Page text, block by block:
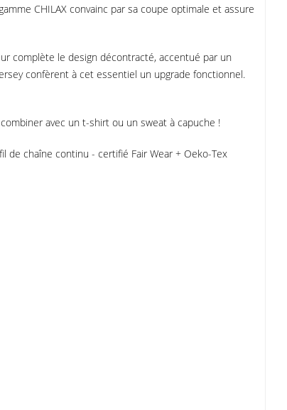
CHILAX convainc par sa coupe optimale et assure
complète le design décontracté, accentué par un
confèrent à cet essentiel un upgrade fonctionnel.
avec un t-shirt ou un sweat à capuche !
de chaîne continu - certifié Fair Wear + Oeko-Tex